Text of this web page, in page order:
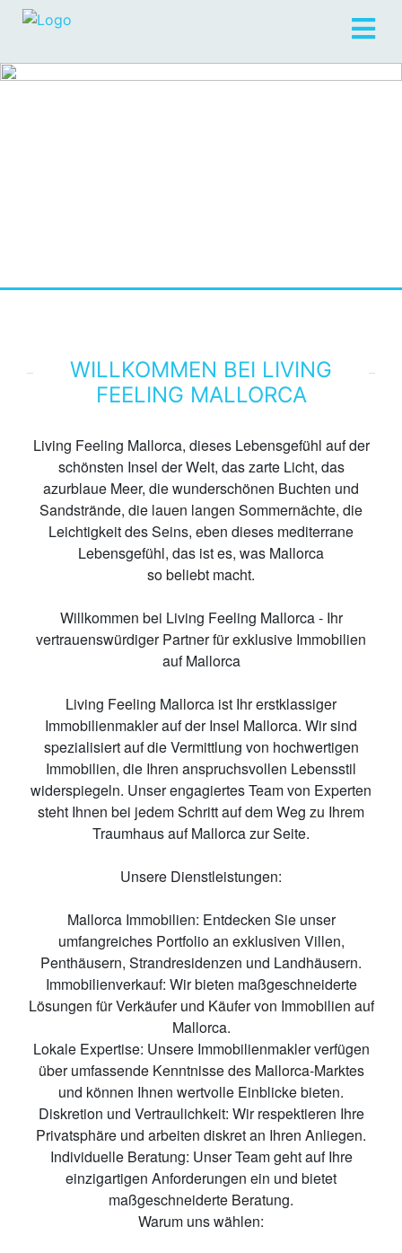
WILLKOMMEN BEI LIVING
FEELING MALLORCA
Living Feeling Mallorca, dieses Lebensgefühl auf der
schönsten Insel der Welt, das zarte Licht, das
azurblaue Meer, die wunderschönen Buchten und
Sandstrände, die lauen langen Sommernächte, die
Leichtigkeitdes Seins, eben dieses mediterrane
Lebensgefühl, das ist es, was Mallorca
sobeliebt macht.
Willkommen bei Living Feeling Mallorca - Ihr
vertrauenswürdiger Partner für exklusive Immobilien
auf Mallorca
Living Feeling Mallorca ist Ihr erstklassiger
Immobilienmakler auf der Insel Mallorca. Wir sind
spezialisiert auf die Vermittlung von hochwertigen
Immobilien, die Ihren anspruchsvollen Lebensstil
widerspiegeln. Unser engagiertes Team von Experten
steht Ihnen bei jedem Schritt auf dem Weg zu Ihrem
Traumhaus auf Mallorca zur Seite.
Unsere Dienstleistungen:
Mallorca Immobilien: Entdecken Sie unser
umfangreiches Portfolio an exklusiven Villen,
Penthäusern, Strandresidenzen und Landhäusern.
Immobilienverkauf: Wir bieten maßgeschneiderte
Lösungen für Verkäufer und Käufer von Immobilien auf
Mallorca.
Lokale Expertise: Unsere Immobilienmakler verfügen
über umfassende Kenntnisse des Mallorca-Marktes
und können Ihnen wertvolle Einblicke bieten.
Diskretion und Vertraulichkeit: Wir respektieren Ihre
Privatsphäre und arbeiten diskret an Ihren Anliegen.
Individuelle Beratung: Unser Team geht auf Ihre
einzigartigen Anforderungen ein und bietet
maßgeschneiderte Beratung.
Warum uns wählen: